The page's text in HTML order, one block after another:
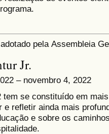
pela Assembleia
Jr.
– novembro 4, 2022
tem se constituído em
e refletir ainda mais
e sobre os